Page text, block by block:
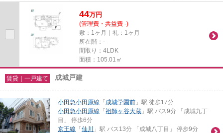
いいただける一戸建てです。世...
44万円
(管理費・共益費 -)
敷：1ヶ月｜礼：1ヶ月
所在階：-
間取り：4LDK
面積：105.01㎡
賃貸｜一戸建て 成城戸建
小田急小田原線 「成城学園前 」駅 徒歩17分
小田急小田原線 「祖師ヶ谷大蔵 」駅 バス9分 「成城九丁
目」 停歩6分
京王線 「仙川
」駅 バス13分 「成城八丁目」 停歩9分